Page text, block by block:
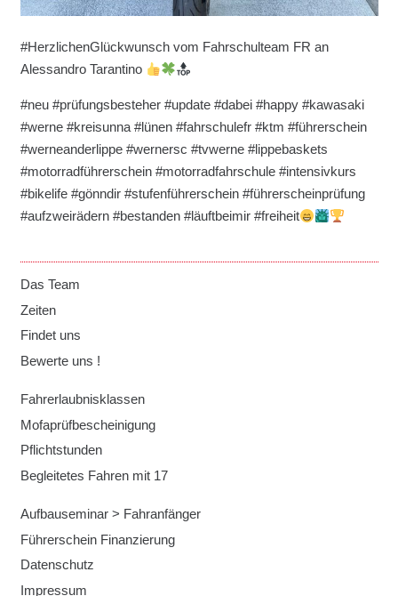
#HerzlichenGlückwunsch vom Fahrschulteam FR an
Alessandro Tarantino
#neu #prüfungsbesteher #update #dabei #happy #kawasaki
#werne #kreisunna #lünen #fahrschulefr #ktm #führerschein
#werneanderlippe #wernersc #tvwerne #lippebaskets
#motorradführerschein #motorradfahrschule #intensivkurs
#bikelife #gönndir #stufenführerschein #führerscheinprüfung
#aufzweirädern #bestanden #läuftbeimir #freiheit
Das Team
Zeiten
Findet uns
Bewerte uns !
Fahrerlaubnisklassen
Mofaprüfbescheinigung
Pflichtstunden
Begleitetes Fahren mit 17
Aufbauseminar > Fahranfänger
Führerschein Finanzierung
Datenschutz
Impressum